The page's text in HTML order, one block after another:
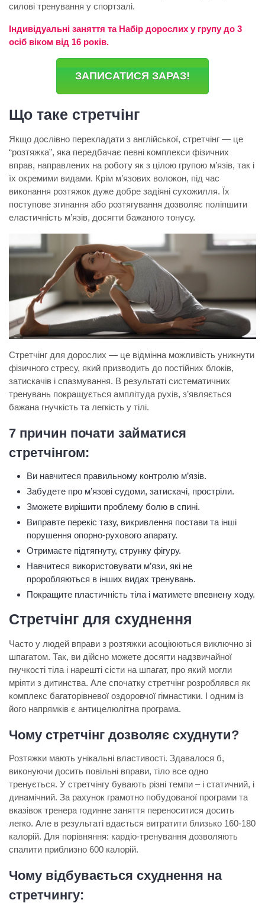
силові тренування у спортзалі.
Індивідуальні заняття та Набір дорослих у групу до 3
осіб віком від 16 років.
ЗАПИСАТИСЯ ЗАРАЗ!
Що таке стретчінг
Якщо дослівно перекладати з англійської, стретчінг — це
“розтяжка”, яка передбачає певні комплекси фізичних
вправ, направлених на роботу як з цілою групою м’язів, так і
їх окремими видами. Крім м’язових волокон, під час
виконання розтяжок дуже добре задіяні сухожилля. Їх
поступове згинання або розтягування дозволяє поліпшити
еластичність м’язів, досягти бажаного тонусу.
Стретчінг для дорослих — це відмінна можливість уникнути
фізичного стресу, який призводить до постійних блоків,
затискачів і спазмування. В результаті систематичних
тренувань покращується амплітуда рухів, з’являється
бажана гнучкість та легкість у тілі.
7 причин почати займатися
стретчінгом:
Ви навчитеся правильному контролю м’язів.
Забудете про м’язові судоми, затискачі, простріли.
Зможете вирішити проблему болю в спині.
Виправте перекіс тазу, викривлення постави та інші
порушення опорно-рухового апарату.
Отримаєте підтягнуту, струнку фігуру.
Навчитеся використовувати м’язи, які не
проробляються в інших видах тренувань.
Покращите пластичність тіла і матимете впевнену ходу.
Стретчінг для схуднення
Часто у людей вправи з розтяжки асоціюються виключно зі
шпагатом. Так, ви дійсно можете досягти надзвичайної
гнучкості тіла і нарешті сісти на шпагат, про який могли
мріяти з дитинства. Але спочатку стретчінг розроблявся як
комплекс багаторівневої оздоровчої гімнастики. І одним із
його напрямків є антицелюлітна програма.
Чому стретчінг дозволяє схуднути?
Розтяжки мають унікальні властивості. Здавалося б,
виконуючи досить повільні вправи, тіло все одно
тренується. У стретчінгу бувають різні темпи – і статичний, і
динамічний. За рахунок грамотно побудованої програми та
вказівок тренера годинне заняття переноситися досить
легко. Але в результаті вдається витратити близько 160-180
калорій. Для порівняння: кардіо-тренування дозволяють
спалити приблизно 600 калорій.
Чому відбувається схуднення на
стретчингу: